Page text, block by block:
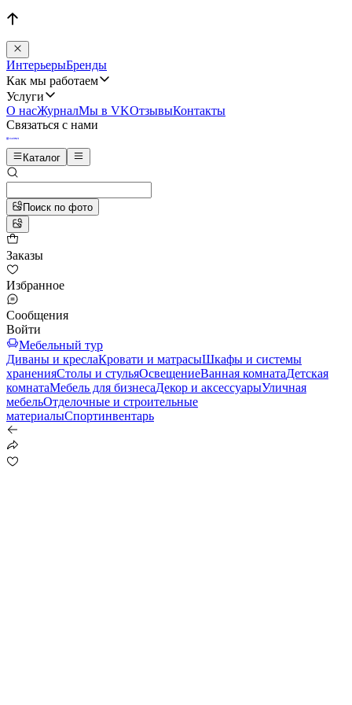
ИнтерьерыБренды
Как мы работаем
Услуги
О насЖурналМы в VKОтзывыКонтакты
Связаться с нами
Каталог
Поиск по фото
Заказы
Избранное
Сообщения
Войти
Мебельный тур
Диваны и креслаКровати и матрасыШкафы и системы
храненияСтолы и стульяОсвещениеВанная комнатаДетская
комнатаМебель для бизнесаДекор и аксессуарыУличная
мебельОтделочные и строительные
материалыСпортинвентарь